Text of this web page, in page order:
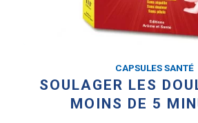
CAPSULES SANTÉ
SOULAGER LES
MOINS DE 5